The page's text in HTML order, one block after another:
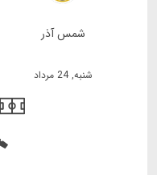
شمس آذر
شنبه, 24 مرداد